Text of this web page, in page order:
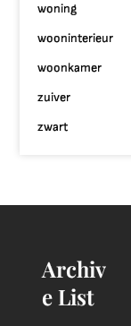
woning
wooninterieur
woonkamer
zuiver
zwart
Archiv
e List